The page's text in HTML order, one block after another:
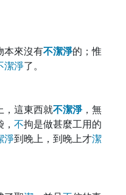
本來沒有不潔淨的；惟
潔淨了。
，這東西就不潔淨，無
不拘是做甚麼工用的
淨到晚上，到晚上才潔